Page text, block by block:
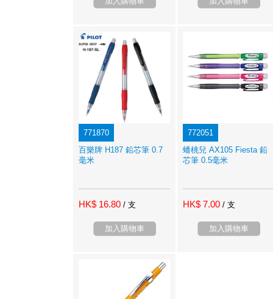
771870
百樂牌 H187 鉛芯筆 0.7
毫米
HK$ 16.80 / 支
加入購物車
772051
蟠桃兒 AX105 Fiesta 鉛
芯筆 0.5毫米
HK$ 7.00 / 支
加入購物車